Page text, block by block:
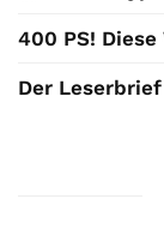
400 PS!
Der